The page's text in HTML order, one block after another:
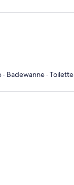
Badewanne · Toilette